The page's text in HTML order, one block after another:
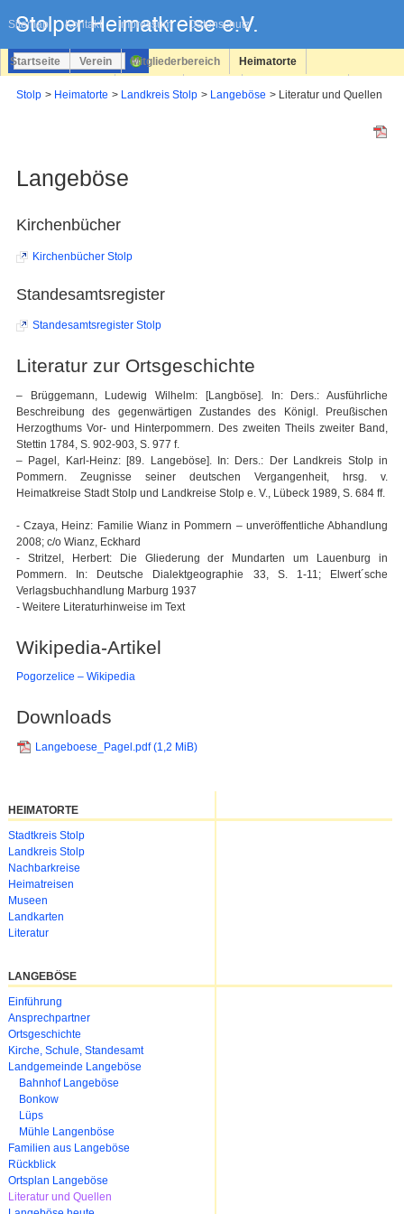
Sitemap Kontakt Impressum Datenschutz
überspringen
Startseite Verein Mitgliederbereich Heimatorte
Stolp Heimatorte Landkreis Stolp Langeböse Literatur und Quellen
Langeböse
Kirchenbücher
Kirchenbücher Stolp
Standesamtsregister
Standesamtsregister Stolp
Literatur zur Ortsgeschichte
– Brüggemann, Ludewig Wilhelm: [Langböse]. In: Ders.: Ausführliche
Beschreibung des gegenwärtigen Zustandes des Königl. Preußischen
Herzogthums Vor- und Hinterpommern. Des zweiten Theils zweiter Band,
Stettin 1784, S. 902-903, S. 977 f.
– Pagel, Karl-Heinz: [89. Langeböse]. In: Ders.: Der Landkreis Stolp in
Pommern. Zeugnisse seiner deutschen Vergangenheit, hrsg. v.
Heimatkreise Stadt Stolp und Landkreise Stolp e. V., Lübeck 1989, S. 684 ff.
- Czaya, Heinz: Familie Wianz in Pommern – unveröffentliche Abhandlung
2008; c/o Wianz, Eckhard
- Stritzel, Herbert: Die Gliederung der Mundarten um Lauenburg in
Pommern. In: Deutsche Dialektgeographie 33, S. 1-11; Elwert´sche
Verlagsbuchhandlung Marburg 1937
- Weitere Literaturhinweise im Text
Wikipedia-Artikel
Pogorzelice – Wikipedia
Downloads
Langeboese_Pagel.pdf(1,2 MiB)
HEIMATORTE
Navigation
überspringen
Stadtkreis Stolp
Landkreis Stolp
Nachbarkreise
Heimatreisen
Museen
Landkarten
Literatur
LANGEBÖSE
Navigation
überspringen
Einführung
Ansprechpartner
Ortsgeschichte
Kirche, Schule, Standesamt
Landgemeinde Langeböse
Bahnhof Langeböse
Bonkow
Lüps
Mühle Langenböse
Familien aus Langeböse
Rückblick
Ortsplan Langeböse
Literatur und Quellen